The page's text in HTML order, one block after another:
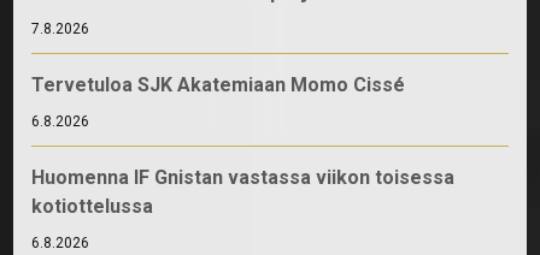
7.8.2026
Tervetuloa SJK Akatemiaan Momo Cissé
6.8.2026
Huomenna IF Gnistan vastassa viikon toisessa
kotiottelussa
6.8.2026